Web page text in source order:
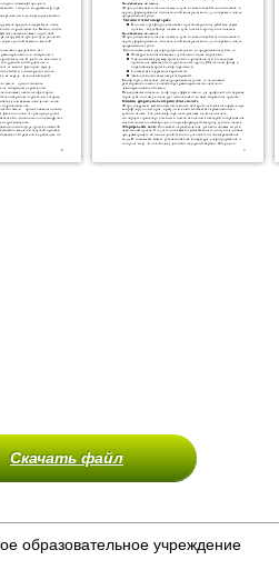
Скачать файл
образовательное учреждение